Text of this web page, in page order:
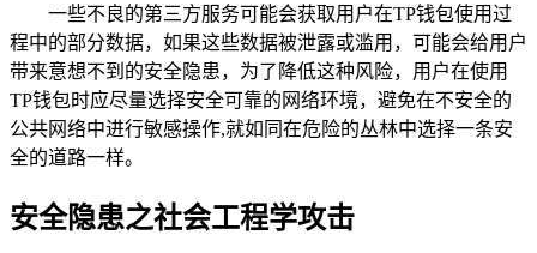
一些不良的第三方服务可能会获取用户在TP钱包使用过
程中的部分数据，如果这些数据被泄露或滥用，可能会给用户
带来意想不到的安全隐患，为了降低这种风险，用户在使用
TP钱包时应尽量选择安全可靠的网络环境，避免在不安全的
公共网络中进行敏感操作,就如同在危险的丛林中选择一条安
全的道路一样。
安全隐患之社会工程学攻击